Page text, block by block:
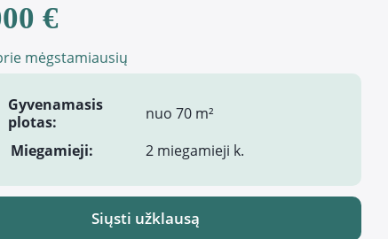
€
mėgstamiausių
Gyvenamasis
plotas:
nuo 70 m²
Miegamieji:
2 miegamieji k.
Siųsti užklausą